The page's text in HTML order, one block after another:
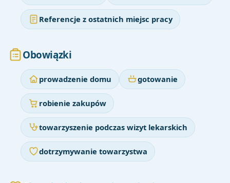
Referencje z ostatnich miejsc pracy
Obowiązki
prowadzenie domu gotowanie
robienie zakupów
towarzyszenie podczas wizyt lekarskich
dotrzymywanie towarzystwa